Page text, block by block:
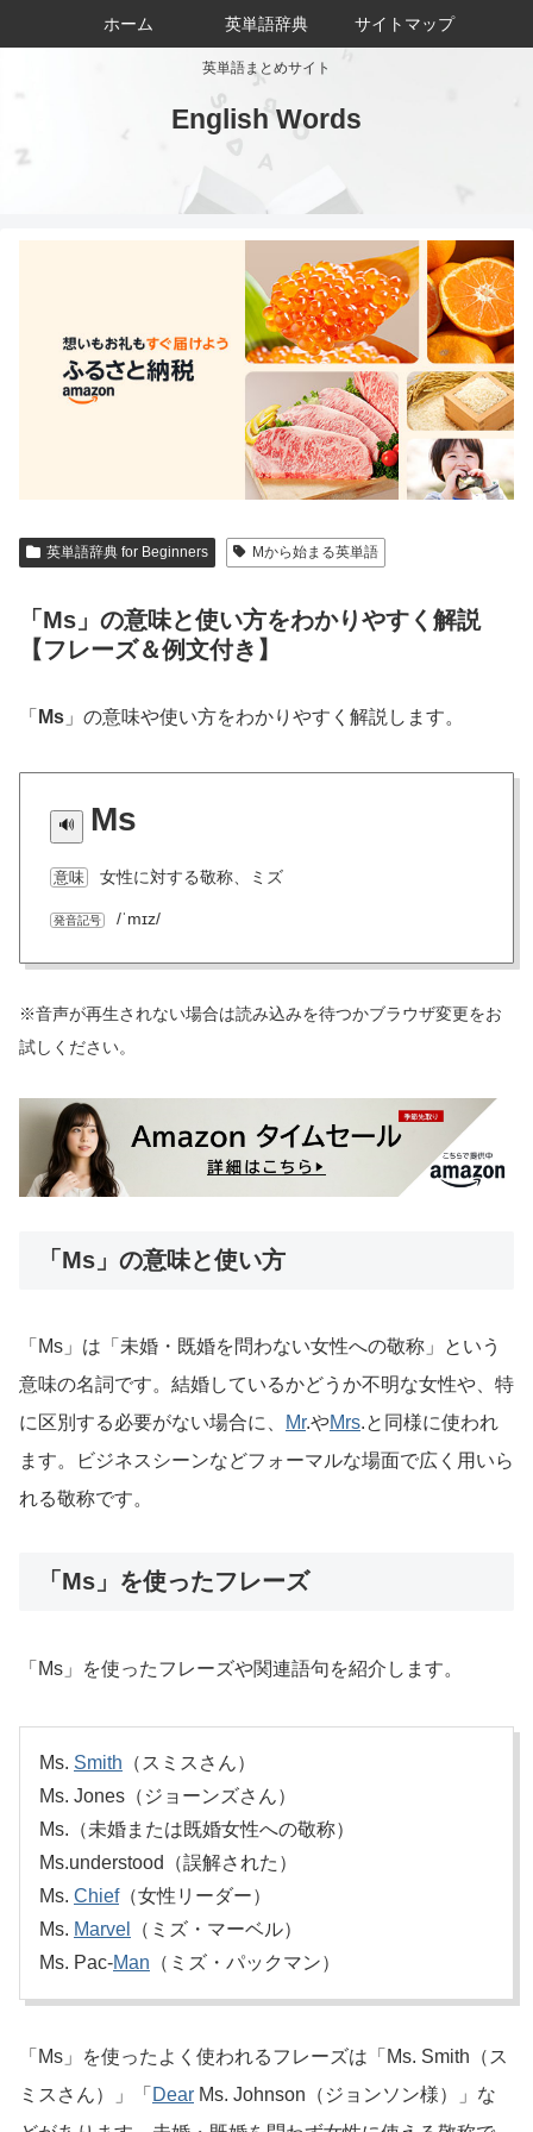
英単語まとめサイト
English Words
ホーム 英単語辞典 サイトマップ
英単語辞典 for Beginners Mから始まる英単語
「Ms」の意味と使い方をわかりやすく解説
【フレーズ＆例文付き】
「 Ms 」の意味や使い方をわかりやすく解説します。
Ms
意味 女性に対する敬称、ミズ
発音記号 /ˈmɪz/
※音声が再生されない場合は読み込みを待つかブラウザ変更をお
試しください。
「Ms」の意味と使い方
「Ms」は「未婚・既婚を問わない女性への敬称」という
意味の名詞です。結婚しているかどうか不明な女性や、特
に区別する必要がない場合に、
Mr.やMrs.と同様に使われ
ます。ビジネスシーンなどフォーマルな場面で広く用いら
れる敬称です。
「Ms」を使ったフレーズ
「Ms」を使ったフレーズや関連語句を紹介します。
Ms. Smith （スミスさん）
Ms. Jones（ジョーンズさん）
Ms.（未婚または既婚女性への敬称）
Ms.understood（誤解された）
Ms. Chief（女性リーダー）
Ms. Marvel
（ミズ・マーベル）
Ms. Pac-Man （ミズ・パックマン）
「Ms」を使ったよく使われるフレーズは「Ms. Smith（ス
ミスさん）」「 Dear Ms. Johnson（ジョンソン様）」な